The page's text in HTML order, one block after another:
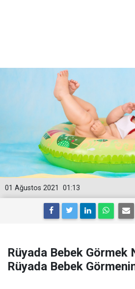
01:13
01 Ağustos 2021
Rüyada Bebek Görmek
Rüyada Bebek